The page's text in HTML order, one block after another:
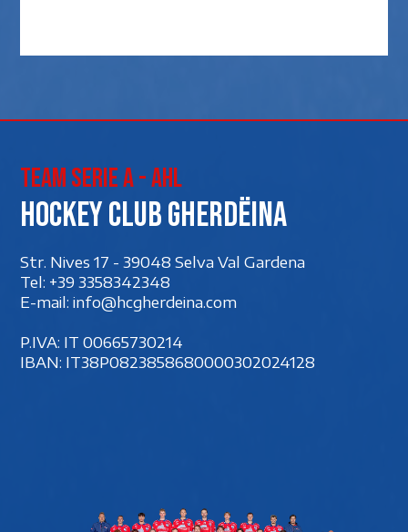
Team Serie A - AHL
Hockey club Gherdëina
Str. Nives 17 - 39048 Selva Val Gardena
Tel: +39 3358342348
E-mail: info@hcgherdeina.com
P.IVA: IT 00‍665730214
IBAN: IT38P0823858680000302024128